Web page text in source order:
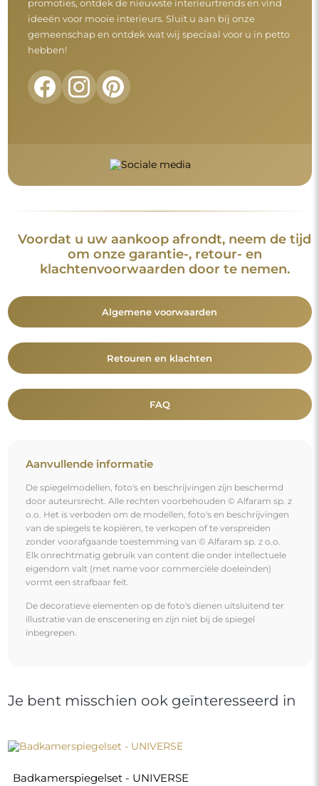
promoties, ontdek de nieuwste interieurtrends en vind
ideeën voor mooie interieurs. Sluit u aan bij onze
gemeenschap en ontdek wat wij speciaal voor u in petto
hebben!
Voordat u uw aankoop afrondt, neem de tijd
om onze garantie-, retour- en
klachtenvoorwaarden door te nemen.
Algemene voorwaarden
Retouren en klachten
FAQ
Aanvullende informatie
De spiegelmodellen, foto's en beschrijvingen zijn beschermd
door auteursrecht. Alle rechten voorbehouden © Alfaram sp. z
o.o. Het is verboden om de modellen, foto's en beschrijvingen
van de spiegels te kopiëren, te verkopen of te verspreiden
zonder voorafgaande toestemming van © Alfaram sp. z o.o.
Elk onrechtmatig gebruik van content die onder intellectuele
eigendom valt (met name voor commerciële doeleinden)
vormt een strafbaar feit.
De decoratieve elementen op de foto's dienen uitsluitend ter
illustratie van de enscenering en zijn niet bij de spiegel
inbegrepen.
Je bent misschien ook geïnteresseerd in
Badkamerspiegelset - UNIVERSE